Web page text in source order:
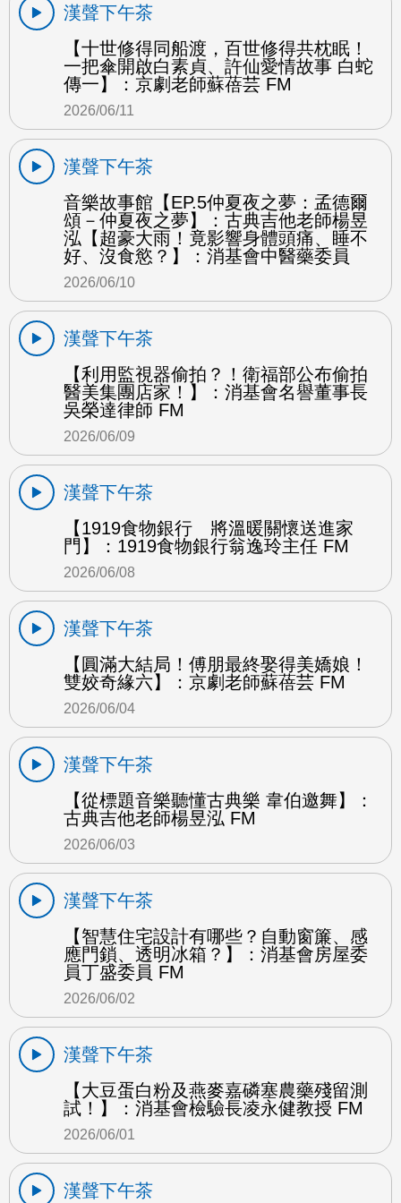
漢聲下午茶
【十世修得同船渡，百世修得共枕眠！
一把傘開啟白素貞、許仙愛情故事 白蛇
傳一】：京劇老師蘇蓓芸 FM
2026/06/11
漢聲下午茶
音樂故事館【EP.5仲夏夜之夢：孟德爾
頌－仲夏夜之夢】：古典吉他老師楊昱
泓【超豪大雨！竟影響身體頭痛、睡不
好、沒食慾？】：消基會中醫藥委員
2026/06/10
漢聲下午茶
【利用監視器偷拍？！衛福部公布偷拍
醫美集團店家！】：消基會名譽董事長
吳榮達律師 FM
2026/06/09
漢聲下午茶
【1919食物銀行 將溫暖關懷送進家
門】：1919食物銀行翁逸玲主任 FM
2026/06/08
漢聲下午茶
【圓滿大結局！傅朋最終娶得美嬌娘！
雙姣奇緣六】：京劇老師蘇蓓芸 FM
2026/06/04
漢聲下午茶
【從標題音樂聽懂古典樂 韋伯邀舞】：
古典吉他老師楊昱泓 FM
2026/06/03
漢聲下午茶
【智慧住宅設計有哪些？自動窗簾、感
應門鎖、透明冰箱？】：消基會房屋委
員丁盛委員 FM
2026/06/02
漢聲下午茶
【大豆蛋白粉及燕麥嘉磷塞農藥殘留測
試！】：消基會檢驗長凌永健教授 FM
2026/06/01
漢聲下午茶